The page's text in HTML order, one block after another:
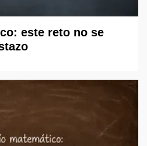
este reto no se